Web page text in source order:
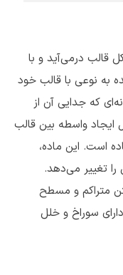
قالب درمی‌آید و با
نوعی با قالب خود
که جدایی آن از
واسطه بین قالب
است. این ماده،
تغییر می‌دهد.
متراکم و مسطح
سوراخ و خلل